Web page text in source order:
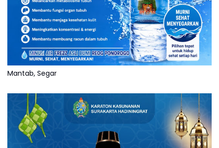
Mantab, Segar